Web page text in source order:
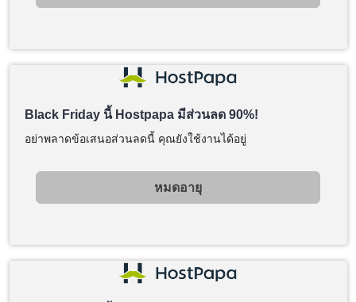
Black Friday นี้ Hostpapa มีส่วนลด 90%!
อย่าพลาดข้อเสนอส่วนลดนี้ คุณยังใช้งานได้อยู่
หมดอายุ